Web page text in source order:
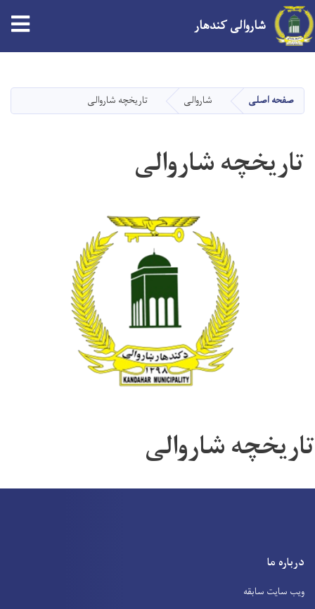
main
content
شاروالی کندهار
صفحه اصلی شاروالی تاریخچه شاروالی
تاریخچه شاروالی
تاریخچه شاروالی
درباره ما
ویب سایت سابقه